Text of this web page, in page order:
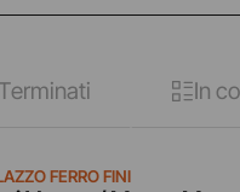
In
FERRO FINI